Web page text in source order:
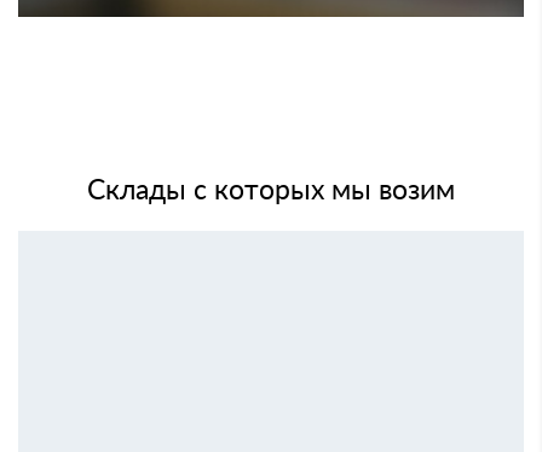
Склады с которых мы возим